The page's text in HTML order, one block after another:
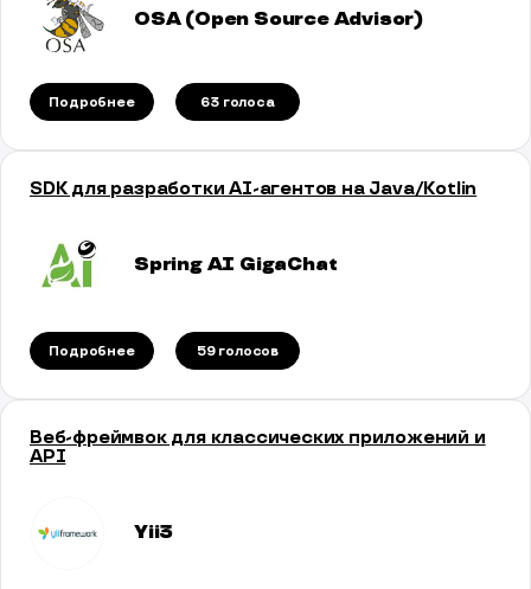
OSA (Open Source Advisor)
Подробнее 63 голосa
SDK для разработки AI-агентов на Java/Kotlin
Spring AI GigaChat
Подробнее 59 голосов
Веб-фреймвок для классических приложений и
API
Yii3